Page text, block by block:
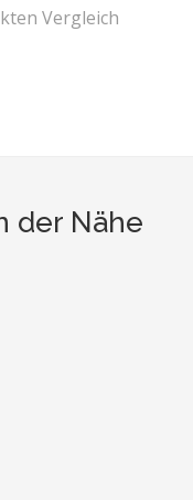
Vergleich
der Nähe